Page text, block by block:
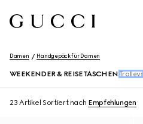
Damen Handgepäck für Damen
WEEKENDER & REISETASCHEN Trolleys
23 Artikel Sortiert nach Empfehlungen